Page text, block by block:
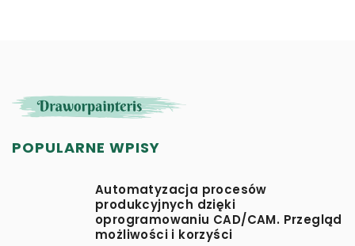
POPULARNE WPISY
Automatyzacja procesów
produkcyjnych dzięki
oprogramowaniu CAD/CAM. Przegląd
możliwości i korzyści